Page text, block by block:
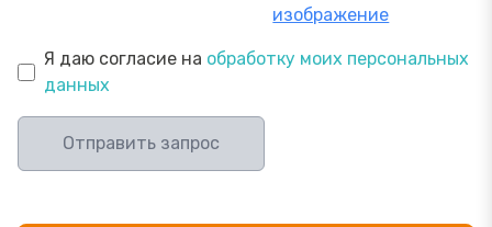
изображение
Я даю согласие на обработку моих персональных
данных
Отправить запрос